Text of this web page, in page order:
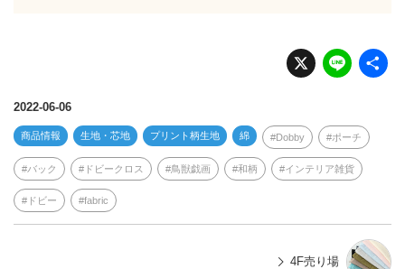
X Li
n
2022-06-06
商品情報 生地・芯地 プリント柄生地 綿 Dobby ポーチ
バック ドビークロス 鳥獣戯画 和柄 インテリア雑貨
ドビー fabric
4F売り場